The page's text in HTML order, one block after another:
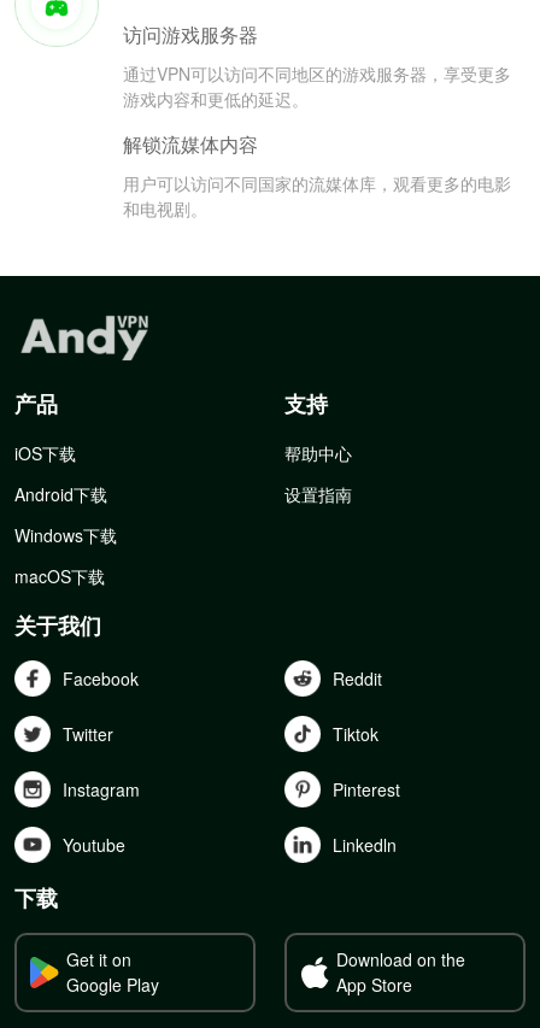
访问游戏服务器
通过VPN可以访问不同地区的游戏服务器，享受更多
游戏内容和更低的延迟。
解锁流媒体内容
用户可以访问不同国家的流媒体库，观看更多的电影
和电视剧。
产品
iOS下载
Android下载
Windows下载
macOS下载
支持
帮助中心
设置指南
关于我们
Facebook Reddit
Twitter Tiktok
Instagram Pinterest
Youtube Linkedln
下载
Get it on
Google Play
Download on the
App Store